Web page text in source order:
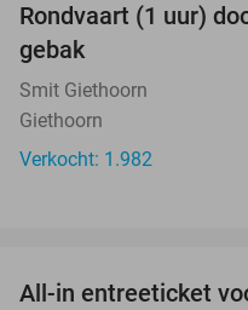
Rondvaart (1 uur)
gebak
Smit Giethoorn
Giethoorn
Verkocht: 1.982
All-in entreeticket